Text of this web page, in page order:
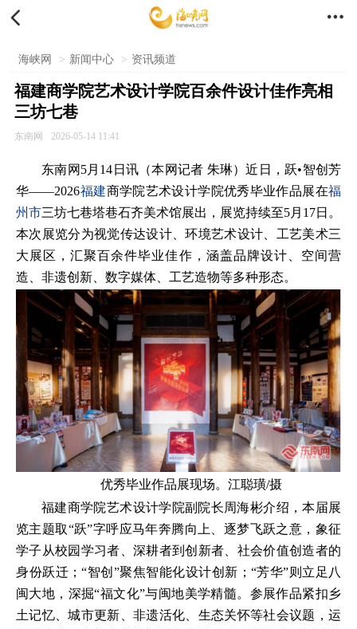
 
海峡网 > 新闻中心 > 资讯频道
福建商学院艺术设计学院百余件设计佳作亮相
三坊七巷
东南网 2026-05-14 11:41
东南网5月14日讯（本网记者 朱琳）近日，跃•智创芳
华——2026福建商学院艺术设计学院优秀毕业作品展在福
州市三坊七巷塔巷石齐美术馆展出，展览持续至5月17日。
本次展览分为视觉传达设计、环境艺术设计、工艺美术三
大展区，汇聚百余件毕业佳作，涵盖品牌设计、空间营
造、非遗创新、数字媒体、工艺造物等多种形态。
优秀毕业作品展现场。江聪璜/摄
福建商学院艺术设计学院副院长周海彬介绍，本届展
览主题取“跃”字呼应马年奔腾向上、逐梦飞跃之意，象征
学子从校园学习者、深耕者到创新者、社会价值创造者的
身份跃迁；“智创”聚焦智能化设计创新；“芳华”则立足八
闽大地，深掘“福文化”与闽地美学精髓。参展作品紧扣乡
土记忆、城市更新、非遗活化、生态关怀等社会议题，运